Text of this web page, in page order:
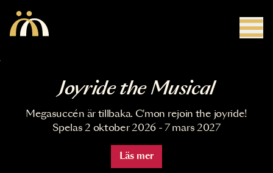
Joyride the Musical
Megasuccén är tillbaka. C'mon rejoin the joyride!
Spelas 2 oktober 2026 - 7 mars 2027
Läs mer